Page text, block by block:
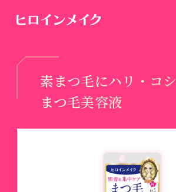
素まつ毛にハリ・コシ
まつ毛美容液